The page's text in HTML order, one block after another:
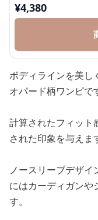
¥4,380
ボディラインを美し
オパード柄ワンピで
計算されたフィット
された印象を与えま
ノースリーブデザ
にはカーディガンや
す。